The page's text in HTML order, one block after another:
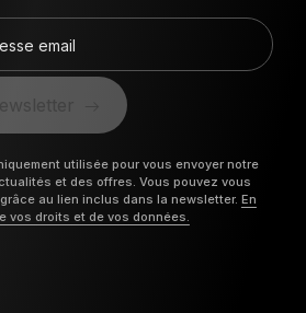
email
utilisée pour vous envoyer notre
et des offres. Vous pouvez vous
au lien inclus dans la newsletter. En
vos droits et de vos données.